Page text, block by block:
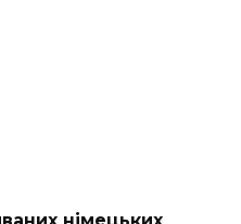
німецьких